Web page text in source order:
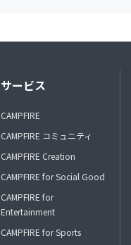
サービス
CAMPFIRE
CAMPFIRE コミュニティ
CAMPFIRE Creation
CAMPFIRE for Social Good
CAMPFIRE for
Entertainment
CAMPFIRE for Sports